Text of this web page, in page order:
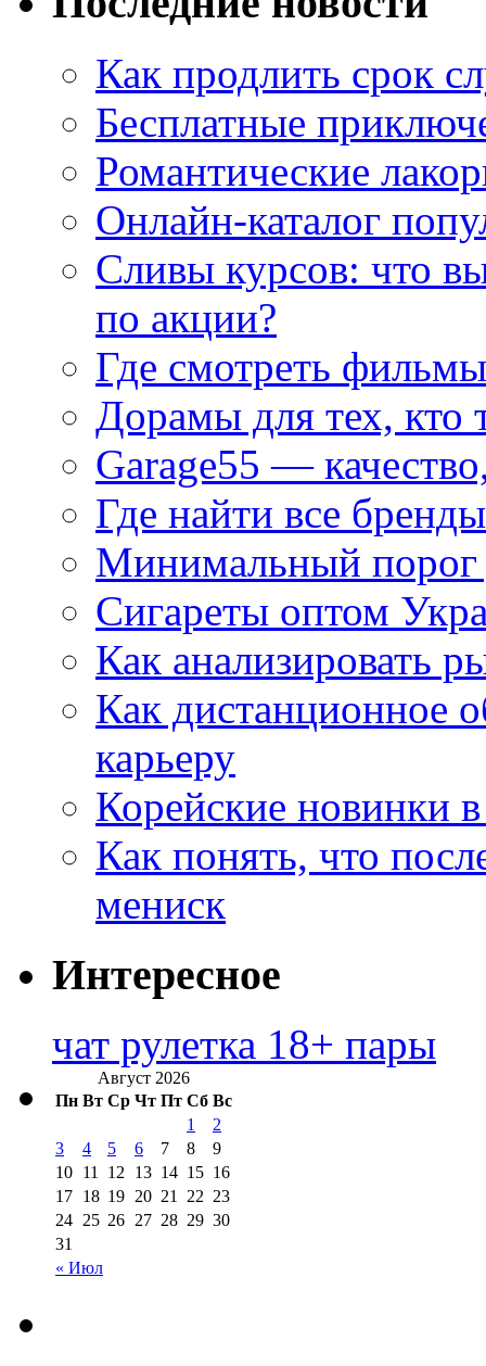
Как продлить срок
Бесплатные
Романтические
Онлайн-каталог
Сливы курсов: что
по акции?
Где смотреть
Дорамы для тех, кто
Garage55 —
Где найти все
Минимальный порог
Сигареты оптом
Как анализировать
Как дистанционное
карьеру
Корейские новинки
Как понять, что
мениск
Интересное
чат рулетка 18+ пары
Август 2026
Пн Вт Ср Чт Пт Сб Вс
« Июл
1
2
3
4 5 6 7 8
9
10 11 12 13 14 15 16
17 18 19 20 21 22 23
24 25 26 27 28 29 30
31